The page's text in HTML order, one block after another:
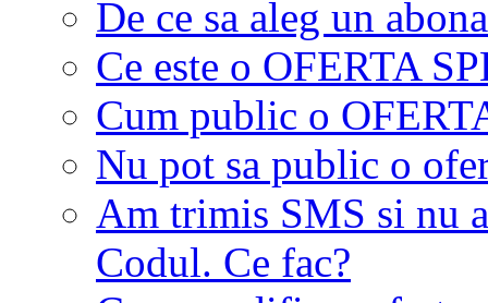
De ce sa aleg un
Ce este o OFERTA
Cum public o
Nu pot sa public o
Am trimis SMS si nu
Codul. Ce fac?